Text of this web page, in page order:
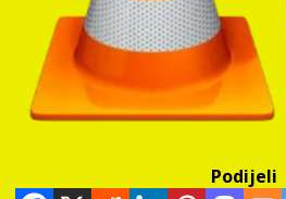
Podijeli